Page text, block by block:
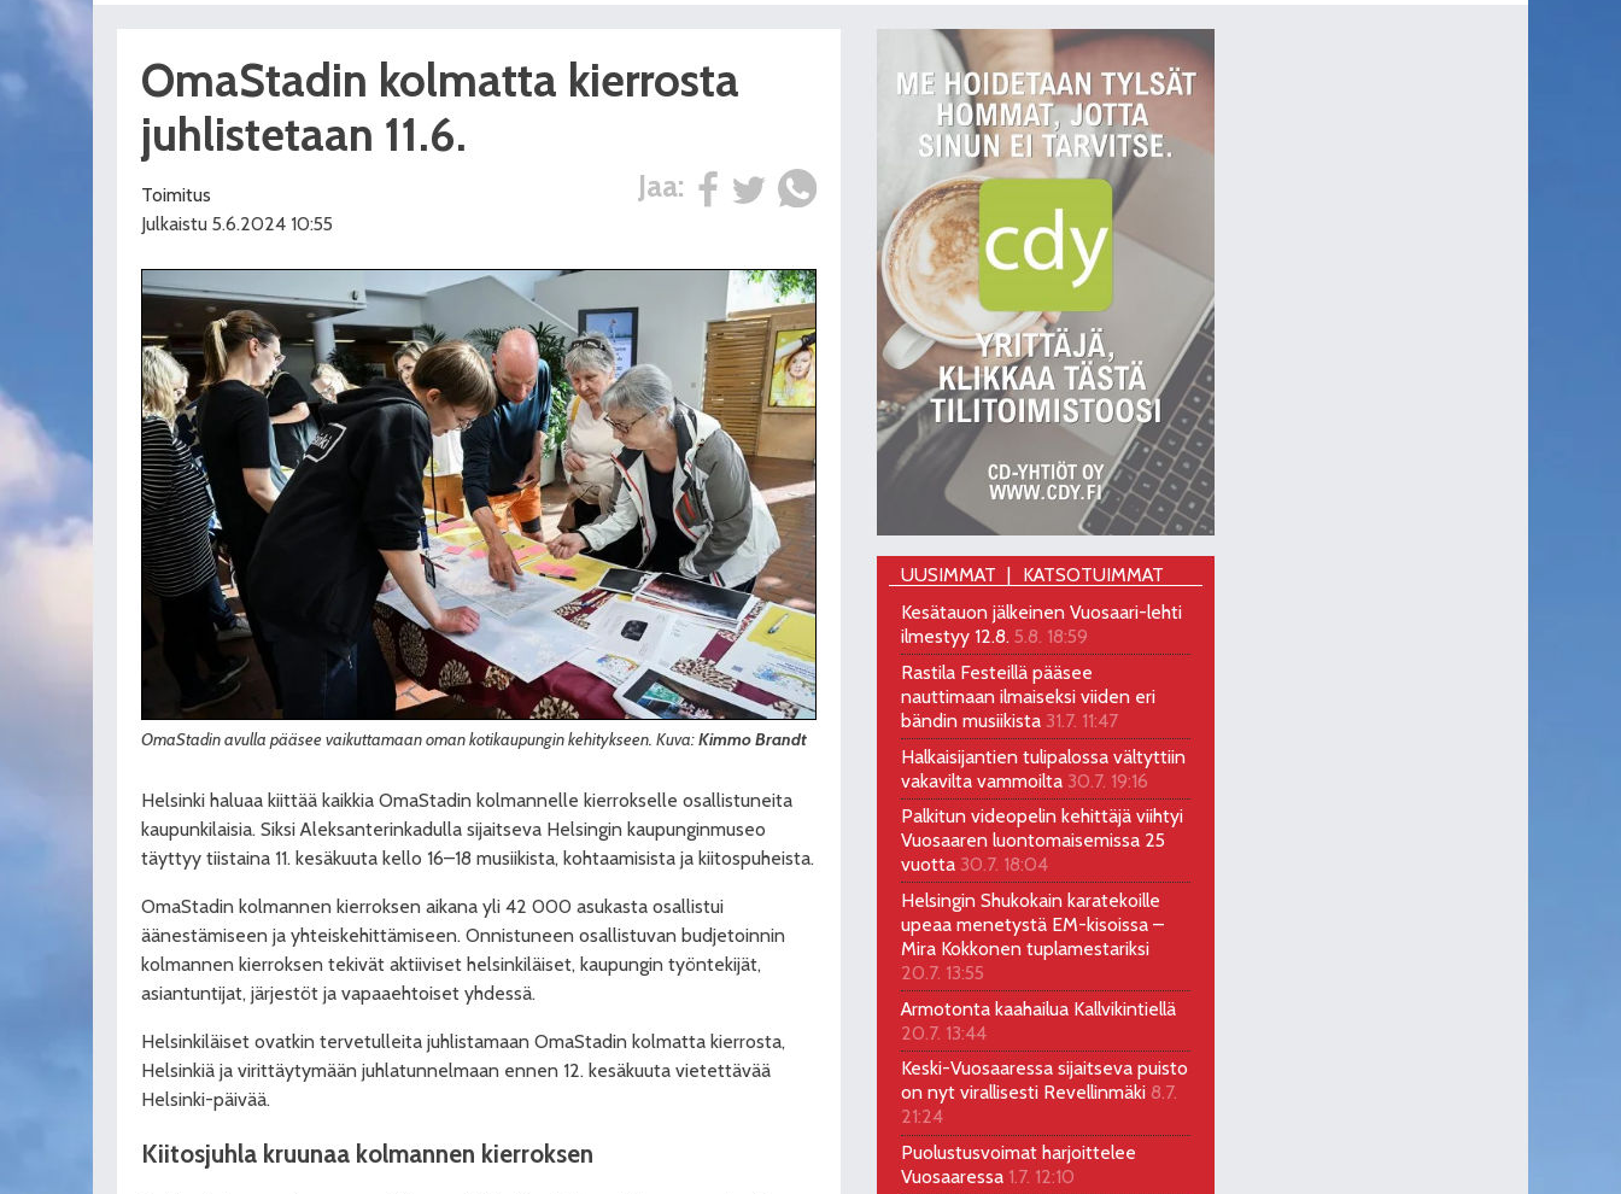
OmaStadin kolmatta kierrosta
juhlistetaan 11.6.
Jaa:
Toimitus
Julkaistu 5.6.2024 10:55
OmaStadin avulla pääsee vaikuttamaan oman kotikaupungin kehitykseen. Kuva:Kimmo Brandt
Helsinki haluaa kiittää kaikkia OmaStadin kolmannelle kierrokselle osallistuneita
kaupunkilaisia. Siksi Aleksanterinkadulla sijaitseva Helsingin kaupunginmuseo
täyttyy tiistaina 11. kesäkuuta kello 16–18 musiikista, kohtaamisista ja kiitospuheista.
OmaStadin kolmannen kierroksen aikana yli 42 000 asukasta osallistui
äänestämiseen ja yhteiskehittämiseen. Onnistuneen osallistuvan budjetoinnin
kolmannen kierroksen tekivät aktiiviset helsinkiläiset, kaupungin työntekijät,
asiantuntijat, järjestöt ja vapaaehtoiset yhdessä.
Helsinkiläiset ovatkin tervetulleita juhlistamaan OmaStadin kolmatta kierrosta,
Helsinkiä ja virittäytymään juhlatunnelmaan ennen 12. kesäkuuta vietettävää
Helsinki-päivää.
Kiitosjuhla kruunaa kolmannen kierroksen
UUSIMMAT
KATSOTUIMMAT
Kesätauon jälkeinen Vuosaari-lehti
ilmestyy 12.8. 5.8. 18:59
Rastila Festeillä pääsee
nauttimaan ilmaiseksi viiden eri
bändin musiikista 31.7. 11:47
Halkaisijantien tulipalossa vältyttiin
vakavilta vammoilta 30.7. 19:16
Palkitun videopelin kehittäjä viihtyi
Vuosaaren luontomaisemissa 25
vuotta 30.7. 18:04
Helsingin Shukokain karatekoille
upeaa menetystä EM-kisoissa –
Mira Kokkonen tuplamestariksi
20.7. 13:55
Armotonta kaahailua Kallvikintiellä
20.7. 13:44
Keski-Vuosaaressa sijaitseva puisto
on nyt virallisesti Revellinmäki 8.7.
21:24
Puolustusvoimat harjoittelee
Vuosaaressa 1.7. 12:10